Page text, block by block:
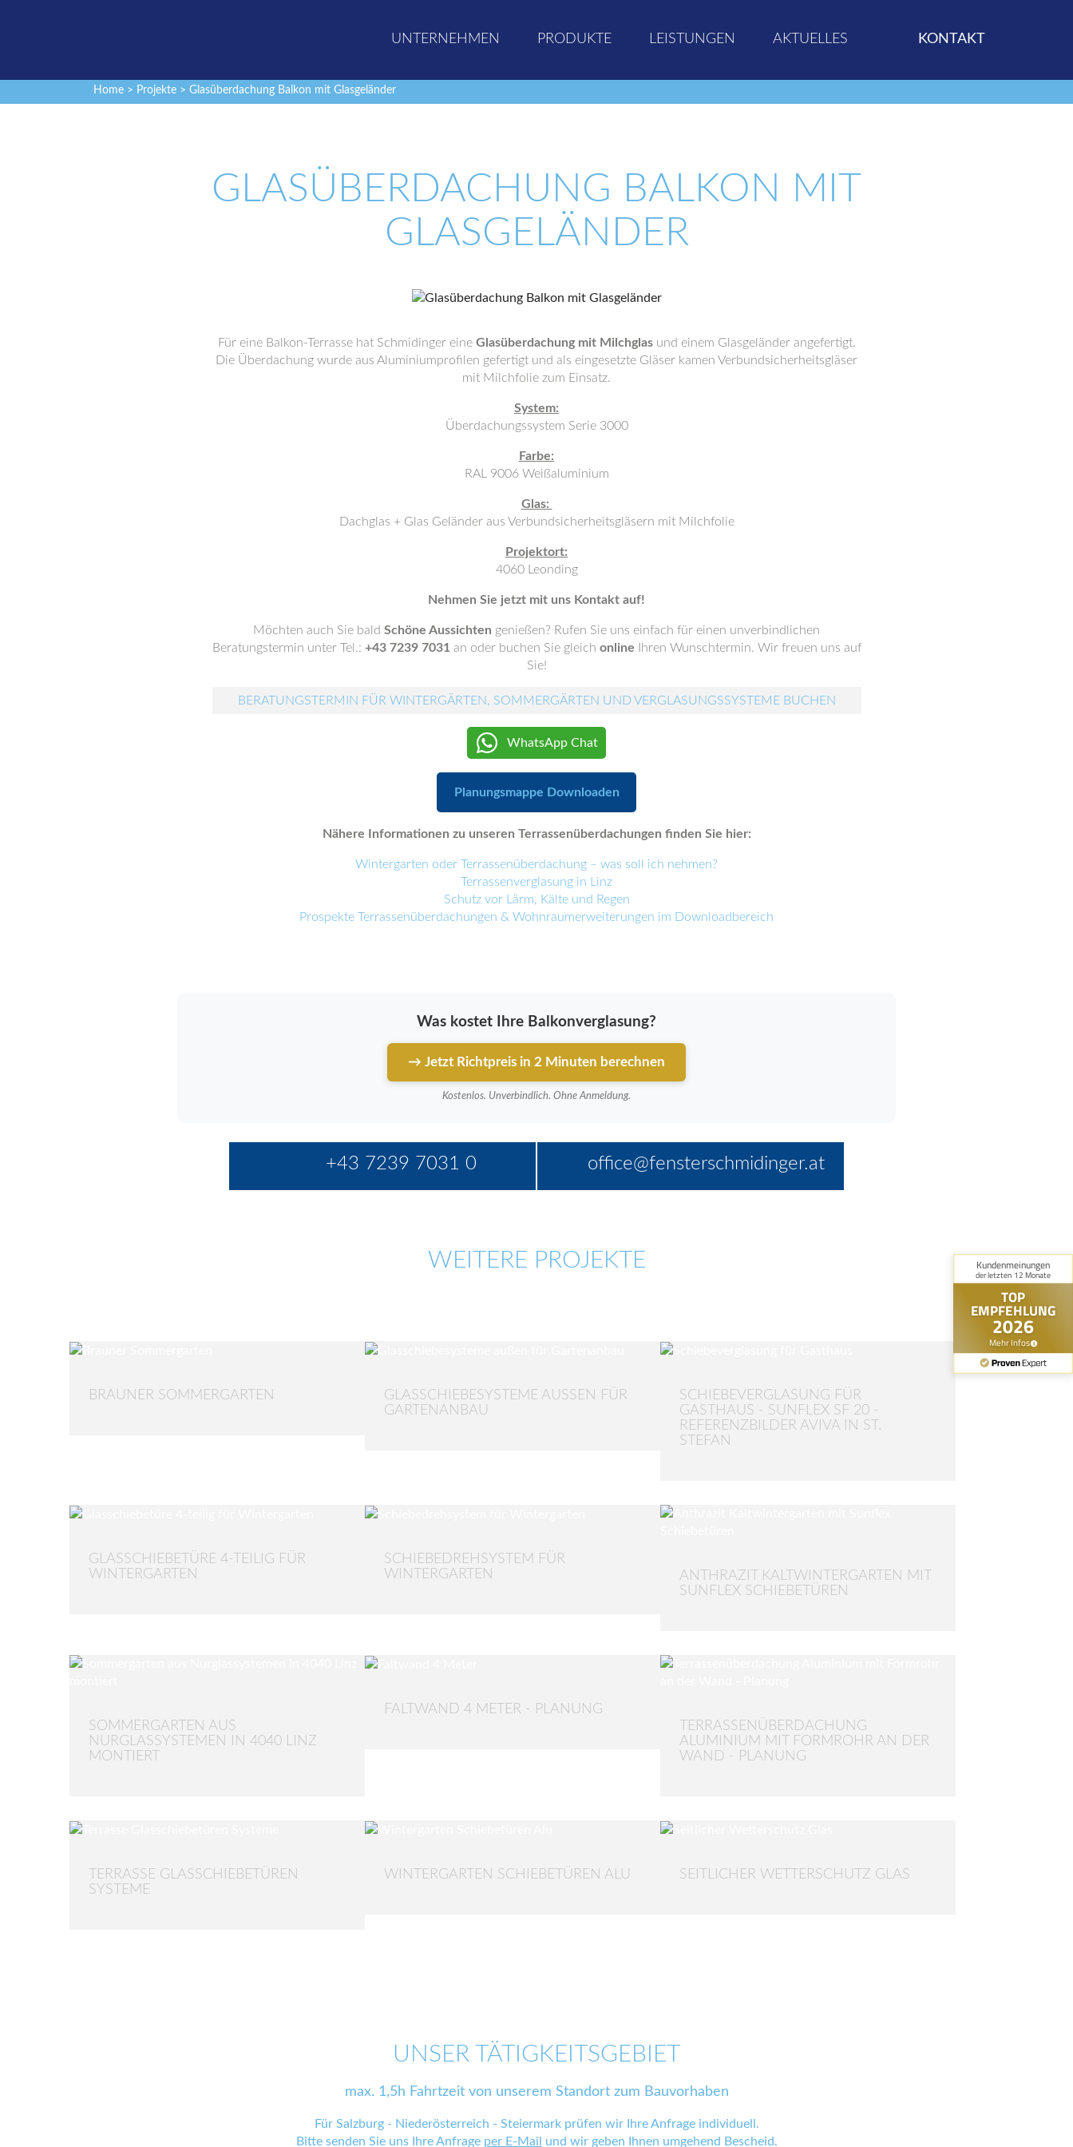
UNTERNEHMEN PRODUKTE LEISTUNGEN AKTUELLES KONTAKT
Home > Projekte > Glasüberdachung Balkon mit Glasgeländer
GLASÜBERDACHUNG BALKON MIT
GLASGELÄNDER
Für eine Balkon-Terrasse hat Schmidinger eine Glasüberdachung mit Milchglasund einem Glasgeländer angefertigt.
Die Überdachung wurde aus Aluminiumprofilen gefertigt und als eingesetzte Gläser kamen Verbundsicherheitsgläser
mit Milchfolie zum Einsatz.
System:
Überdachungssystem Serie 3000
Farbe:
RAL 9006 Weißaluminium
Glas:
Dachglas + Glas Geländer aus Verbundsicherheitsgläsern mit Milchfolie
Projektort:
4060 Leonding
Nehmen Sie jetzt mit uns Kontakt auf!
Möchten auch Sie bald Schöne Aussichten genießen? Rufen Sie uns einfach für einen unverbindlichen
Beratungstermin unter Tel.: +43 7239 7031 an oder buchen Sie gleich online Ihren Wunschtermin. Wir freuen uns auf
Sie!
BERATUNGSTERMIN FÜR WINTERGÄRTEN, SOMMERGÄRTEN UND VERGLASUNGSSYSTEME BUCHEN
WhatsApp Chat
Planungsmappe Downloaden
Nähere Informationen zu unseren Terrassenüberdachungen finden Sie hier:
Wintergarten oder Terrassenüberdachung – was soll ich nehmen?
Terrassenverglasung in Linz
Schutz vor Lärm, Kälte und Regen
Prospekte Terrassenüberdachungen & Wohnraumerweiterungen im Downloadbereich
Was kostet Ihre Balkonverglasung?
→ Jetzt Richtpreis in 2 Minuten berechnen
Kostenlos. Unverbindlich. Ohne Anmeldung.
+43 7239 7031 0 office@fensterschmidinger.at
WEITERE PROJEKTE
BRAUNER SOMMERGARTEN
GLASSCHIEBESYSTEME AUSSEN FÜR G
ARTENANBAU
SCHIEBEVERGLASUNG FÜR
GASTHAUS - SUNFLEX SF 20 -
REFERENZBILDER AVIVA IN ST.
STEFAN
GLASSCHIEBETÜRE 4-TEILIG FÜR
WINTERGARTEN
SCHIEBEDREHSYSTEM FÜR
WINTERGARTEN
ANTHRAZIT KALTWINTERGARTEN MIT
SUNFLEX SCHIEBETÜREN
SOMMERGARTEN AUS
NURGLASSYSTEMEN IN 4040 LINZ
MONTIERT
FALTWAND 4 METER - PLANUNG
TERRASSENÜBERDACHUNG
ALUMINIUM MIT FORMROHR AN DER
WAND - PLANUNG
TERRASSE GLASSCHIEBETÜREN
SYSTEME
WINTERGARTEN SCHIEBETÜREN ALU SEITLICHER WETTERSCHUTZ GLAS
UNSER TÄTIGKEITSGEBIET
max. 1,5h Fahrtzeit von unserem Standort zum Bauvorhaben
Für Salzburg - Niederösterreich - Steiermark prüfen wir Ihre Anfrage individuell.
Bitte senden Sie uns Ihre Anfrage per E-Mail und wir geben Ihnen umgehend Bescheid.